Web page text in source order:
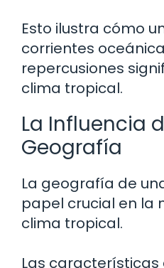
Esto ilustra cómo
corrientes
repercusiones
clima tropical.
La Influencia
Geografía
La geografía de
papel crucial en la
clima tropical.
Las